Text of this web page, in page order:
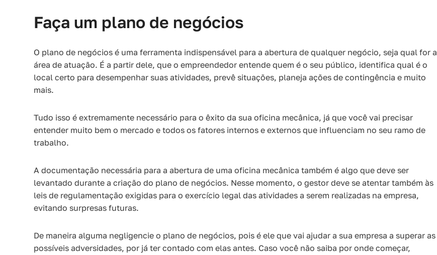
Faça um plano de negócios
O plano de negócios é uma ferramenta indispensável para a abertura de qualquer negócio, seja qual for a
área de atuação. É a partir dele, que o empreendedor entende quem é o seu público, identifica qual é o
local certo para desempenhar suas atividades, prevê situações, planeja ações de contingência e muito
mais.
Tudo isso é extremamente necessário para o êxito da sua oficina mecânica, já que você vai precisar
entender muito bem o mercado e todos os fatores internos e externos que influenciam no seu ramo de
trabalho.
A documentação necessária para a abertura de uma oficina mecânica também é algo que deve ser
levantado durante a criação do plano de negócios. Nesse momento, o gestor deve se atentar também às
leis de regulamentação exigidas para o exercício legal das atividades a serem realizadas na empresa,
evitando surpresas futuras.
De maneira alguma negligencie o plano de negócios, pois é ele que vai ajudar a sua empresa a superar as
possíveis adversidades, por já ter contado com elas antes. Caso você não saiba por onde começar,